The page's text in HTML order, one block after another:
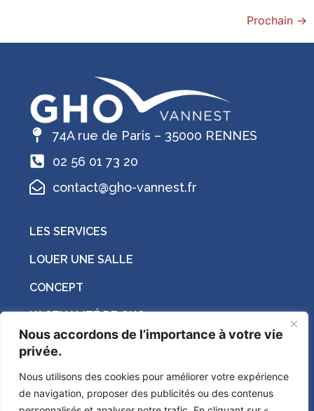
Nous accordons de l’importance à votre vie
privée.
Nous utilisons des cookies pour améliorer votre expérience
de navigation, proposer des publicités ou des contenus
Prochain →
74A rue de Paris – 35000 RENNES
02 56 01 73 20
contact@gho-vannest.fr
LES SERVICES
LOUER UNE SALLE
CONCEPT
L’ACTUALITÉ DE GHO
COWORKING
Suivez-nous sur les réseaux sociaux !